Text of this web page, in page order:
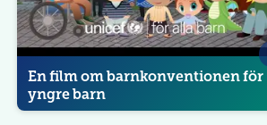
r
g
En film om barnkonventionen för
yngre barn